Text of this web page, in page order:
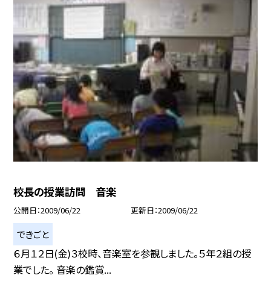
校長の授業訪問 音楽
公開日 2009/06/22 更新日 2009/06/22
できごと
６月１２日(金)３校時、音楽室を参観しました。５年２組の授
業でした。 音楽の鑑賞...